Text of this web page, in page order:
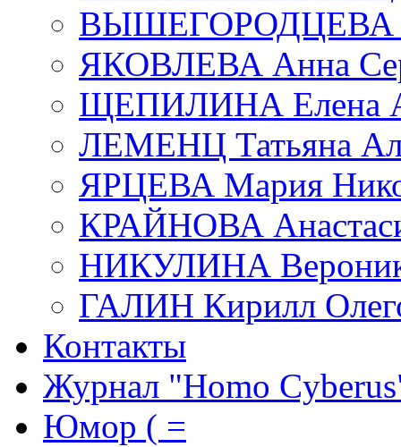
ВЫШЕГОРОДЦЕВА
ЯКОВЛЕВА Анна
ЩЕПИЛИНА Елена
ЛЕМЕНЦ Татьяна
ЯРЦЕВА Мария
КРАЙНОВА
НИКУЛИНА
ГАЛИН Кирилл
Контакты
Журнал "Homo
Юмор ( =